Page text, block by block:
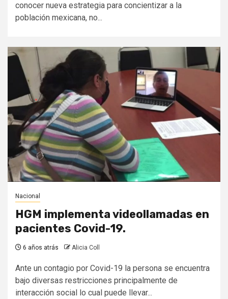
conocer nueva estrategia para concientizar a la
población mexicana, no...
Nacional
HGM implementa videollamadas en
pacientes Covid-19.
6 años atrás Alicia Coll
Ante un contagio por Covid-19 la persona se encuentra
bajo diversas restricciones principalmente de
interacción social lo cual puede llevar...